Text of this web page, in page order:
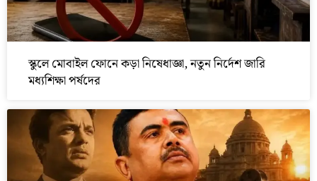
স্কুলে মোবাইল ফোনে কড়া নিষেধাজ্ঞা, নতুন নির্দেশ জারি
মধ্যশিক্ষা পর্ষদের